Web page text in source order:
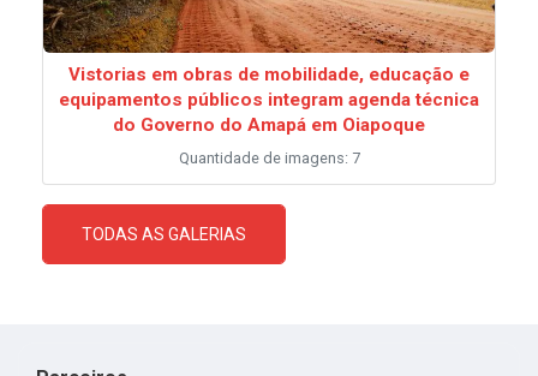
Vistorias em obras de mobilidade, educação e
equipamentos públicos integram agenda técnica
do Governo do Amapá em Oiapoque
Quantidade de imagens: 7
TODAS AS GALERIAS